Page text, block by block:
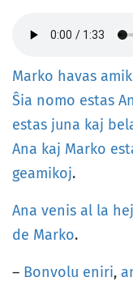
Marko havas
Ŝia nomo estas
estas juna kaj
Ana kaj Marko
geamikoj.
Ana venis al la
de Marko.
– Bonvolu eniri,